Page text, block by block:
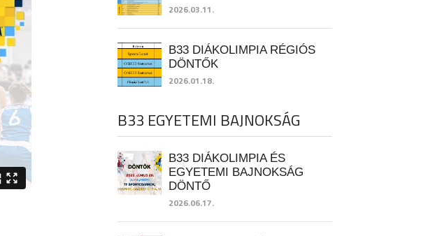
2026.03.11.
B33 DIÁKOLIMPIA RÉGIÓS
DÖNTŐK
2026.01.18.
B33 EGYETEMI BAJNOKSÁG
B33 DIÁKOLIMPIA ÉS
EGYETEMI BAJNOKSÁG
DÖNTŐ
2026.06.17.